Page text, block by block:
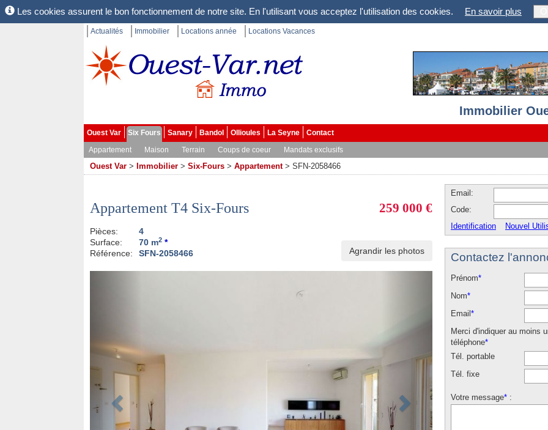
Les cookies assurent le bon fonctionnement de notre site. En l'utilisant vous acceptez l'utilisation des cookies. En savoir plus
Actualités Immobilier Locations année Locations Vacances
Immobilier
Ouest Var Six Fours Sanary Bandol Ollioules La Seyne
Contact
Appartement
Maison Terrain Coups de coeur Mandats exclusifs
Ouest Var > Immobilier > Six-Fours > Appartement > SFN-2058466
259 000 €
Appartement T4 Six-Fours
Pièces:
4
Surface:
70 m2 *
Référence:
SFN-2058466 Agrandir les photos
Email:
Code:
Identification
Nouvel
Contactez
Prénom*
Nom*
Email *
Merci d'indiquer au moins
téléphone*
Tél. portable
Tél. fixe
Votre message* :